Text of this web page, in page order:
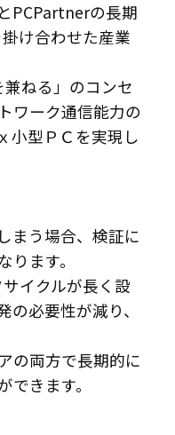
PCPartnerの長期
け合わせた産業
ねる」のコンセ
ワーク通信能力の
小型ＰＣを実現し
まう場合、検証に
ます。
イクルが長く設
必要性が減り、
の両方で長期的に
きます。